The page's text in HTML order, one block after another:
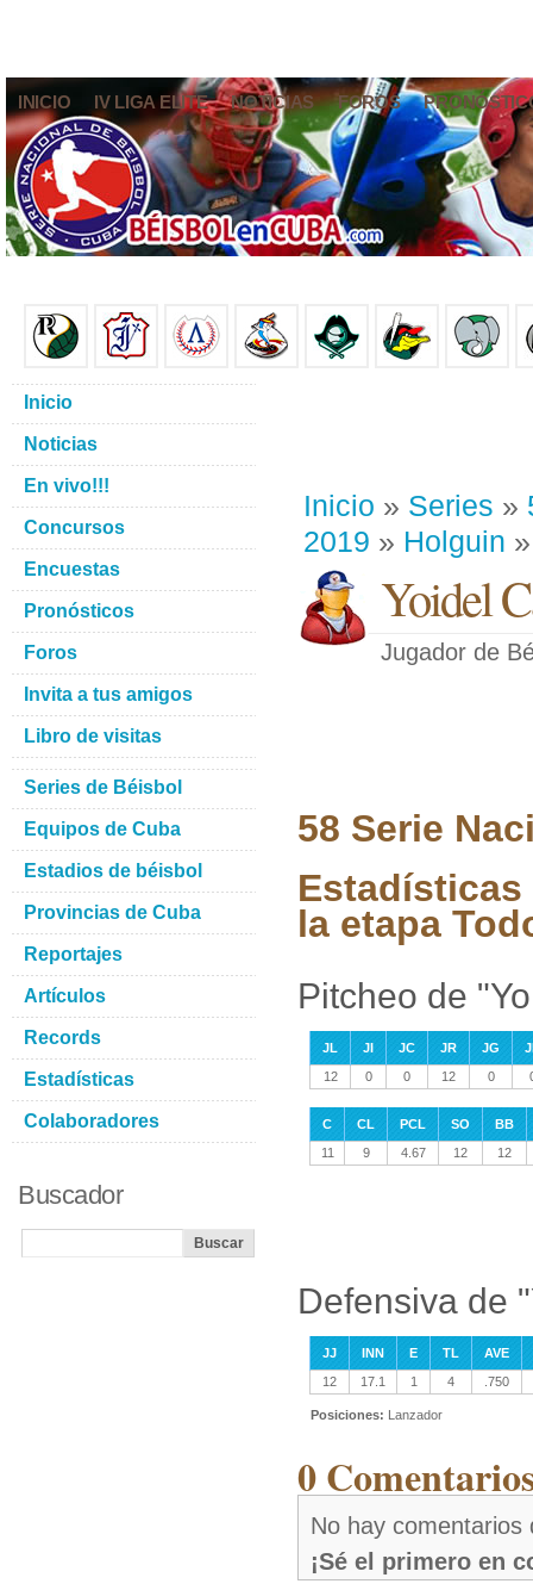
INICIO IV LIGA ELITE NOTICIAS FOROS
Inicio » Series »
2019 » Holguin
Yoidel
Jugador de
58 Serie
Estadísticas
la etapa
Pitcheo de
JL JI JC JR JG
12
0 0 12 0
C CL PCL SO
BB
11
9 4.67 12 12
Defensiva de
JJ INN E TL
AVE
12
17.1 1 4 .750
Posiciones: Lanzador
0
No hay comentarios
¡Sé el primero en
Inicio
Noticias
En vivo!!!
Concursos
Encuestas
Pronósticos
Foros
Invita a tus amigos
Libro de visitas
Series de Béisbol
Equipos de Cuba
Estadios de béisbol
Provincias de Cuba
Reportajes
Artículos
Records
Estadísticas
Colaboradores
Buscador